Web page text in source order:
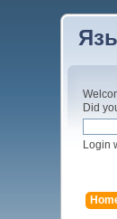
Did
Login